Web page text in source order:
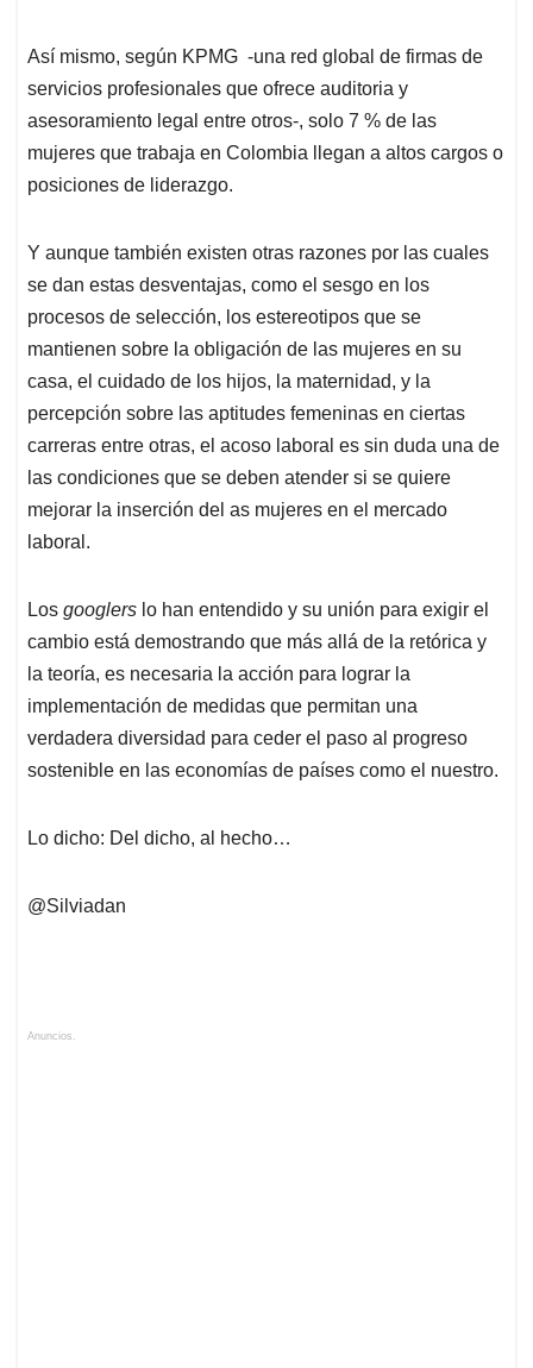
Así mismo, según KPMG -una red global de firmas de
servicios profesionales que ofrece auditoria y
asesoramiento legal entre otros-, solo 7 % de las
mujeres que trabaja en Colombia llegan a altos cargos o
posiciones de liderazgo.
Y aunque también existen otras razones por las cuales
se dan estas desventajas, como el sesgo en los
procesos de selección, los estereotipos que se
mantienen sobre la obligación de las mujeres en su
casa, el cuidado de los hijos, la maternidad, y la
percepción sobre las aptitudes femeninas en ciertas
carreras entre otras, el acoso laboral es sin duda una de
las condiciones que se deben atender si se quiere
mejorar la inserción del as mujeres en el mercado
laboral.
Los googlers lo han entendido y su unión para exigir el
cambio está demostrando que más allá de la retórica y
la teoría, es necesaria la acción para lograr la
implementación de medidas que permitan una
verdadera diversidad para ceder el paso al progreso
sostenible en las economías de países como el nuestro.
Lo dicho: Del dicho, al hecho…
@Silviadan
Anuncios.